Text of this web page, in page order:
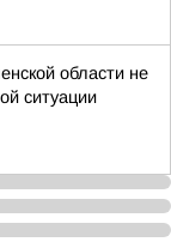
области не
ситуации